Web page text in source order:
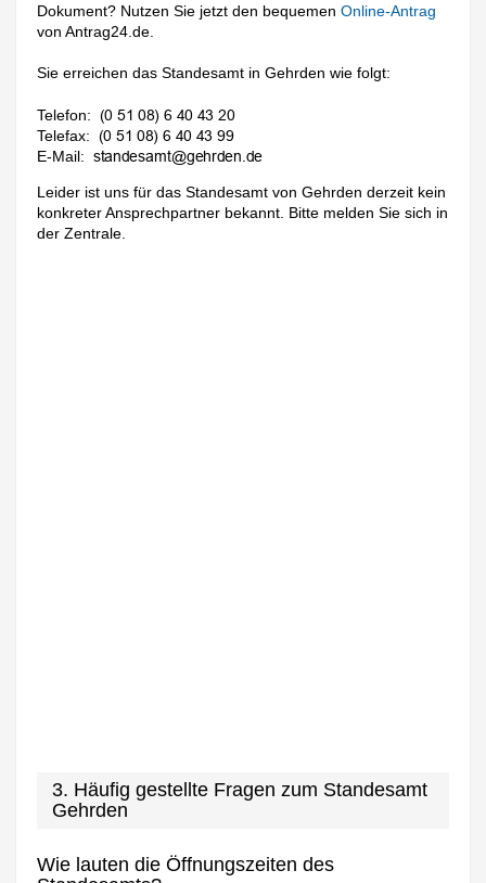
Dokument? Nutzen Sie jetzt den bequemenOnline-Antrag
von Antrag24.de.
Sie erreichen das Standesamt in Gehrden wie folgt:
Telefon:
Telefax:
E-Mail:
Leider ist uns für das Standesamt von Gehrden derzeit kein
konkreter Ansprechpartner bekannt. Bitte melden Sie sich in
der Zentrale.
3. Häufig gestellte Fragen zum Standesamt
Gehrden
Wie lauten die Öffnungszeiten des